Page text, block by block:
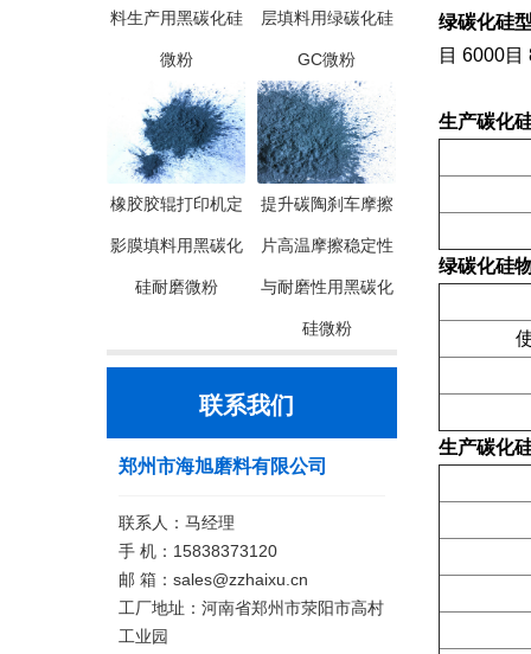
料生产用黑碳化硅
微粉
层填料用绿碳化硅
GC微粉
橡胶胶辊打印机定
影膜填料用黑碳化
硅耐磨微粉
提升碳陶刹车摩擦
片高温摩擦稳定性
与耐磨性用黑碳化
硅微粉
联系我们
郑州市海旭磨料有限公司
联系人：马经理
手 机：15838373120
邮 箱：sales@zzhaixu.cn
工厂地址：河南省郑州市荥阳市高村
工业园
绿碳化硅
目 6000
生产碳化
绿碳化硅
生产碳化